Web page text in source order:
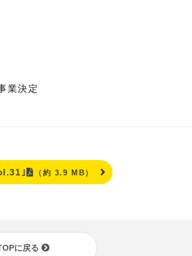
業決定
｣ （約 3.9 MB）
に戻る